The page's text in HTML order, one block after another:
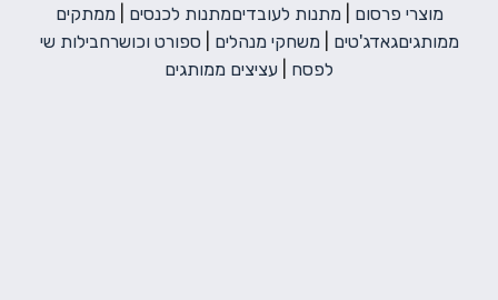
מוצרי פרסום מתנות לעובדיםמתנות לכנסים
ממתקים
ממותגיםגאדג'טים משחקי מנהלים ספורט וכושרחבילות שי
לפסח
עציצים ממותגים